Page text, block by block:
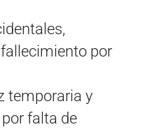
por
temporaria y
falta de